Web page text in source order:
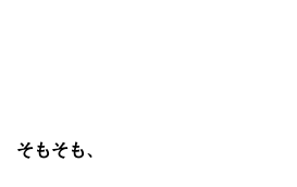
そもそも、